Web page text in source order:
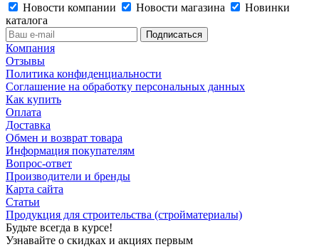
Новости компании
Новости магазина
Новинки
каталога
Компания
Отзывы
Политика конфиденциальности
Соглашение на обработку персональных данных
Как купить
Оплата
Доставка
Обмен и возврат товара
Информация покупателям
Вопрос-ответ
Производители и бренды
Карта сайта
Статьи
Продукция для строительства (стройматериалы)
Будьте всегда в курсе!
Узнавайте о скидках и акциях первым